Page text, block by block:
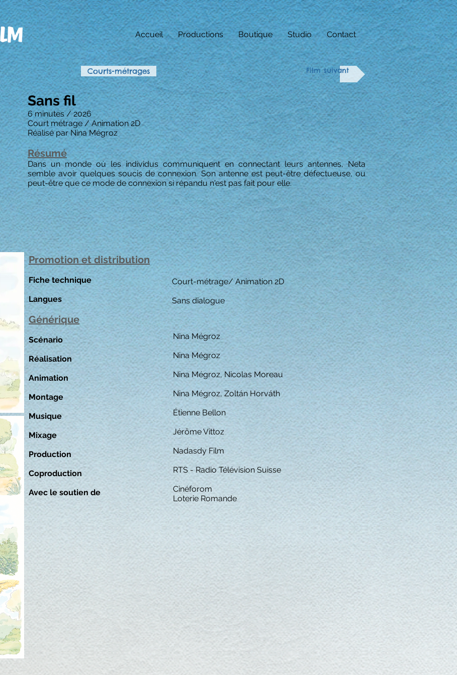
Accueil Productions Boutique Studio Contact
Courts-métrages Film suivant
Sans fil
6 minutes / 2026
Court métrage / Animation 2D
Réalisé par Nina Mégroz
Résumé
Dans un monde où les individus communiquent en connectant leurs antennes, Neta
semble avoir quelques soucis de connexion. Son antenne est peut-être défectueuse, ou
peut-être que ce mode de connexion si répandu n'est pas fait pour elle.
Promotion et distribution
Fiche technique
Langues
Générique
Scénario
Réalisation
Animation
Montage
Musique
Mixage
Production
Coproduction
Avec le soutien de
Court-métrage/ Animation 2D
Sans dialogue
Nina Mégroz
Nina Mégroz
Nina Mégroz, Nicolas Moreau
Nina Mégroz, Zoltán Horváth​
Étienne Bellon
Jérôme Vittoz
Nadasdy Film
RTS - Radio Télévision Suisse
Cinéforom
Loterie Romande​